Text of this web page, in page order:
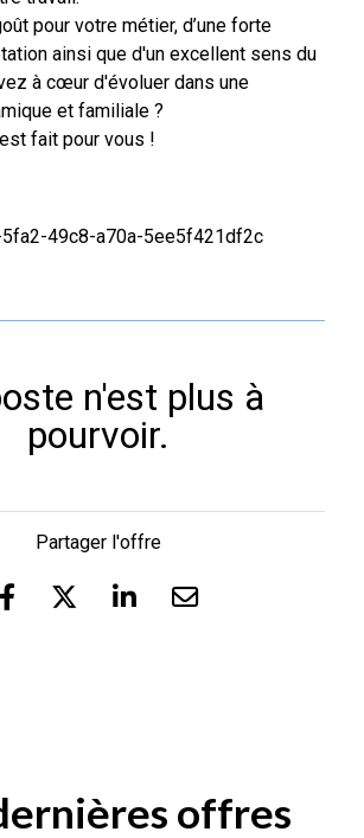
pour votre métier, d’une forte
ainsi que d'un excellent sens du
à cœur d'évoluer dans une
et familiale ?
fait pour vous !
49c8-a70a-5ee5f421df2c
n'est plus à
pourvoir.
Partager l'offre
offres